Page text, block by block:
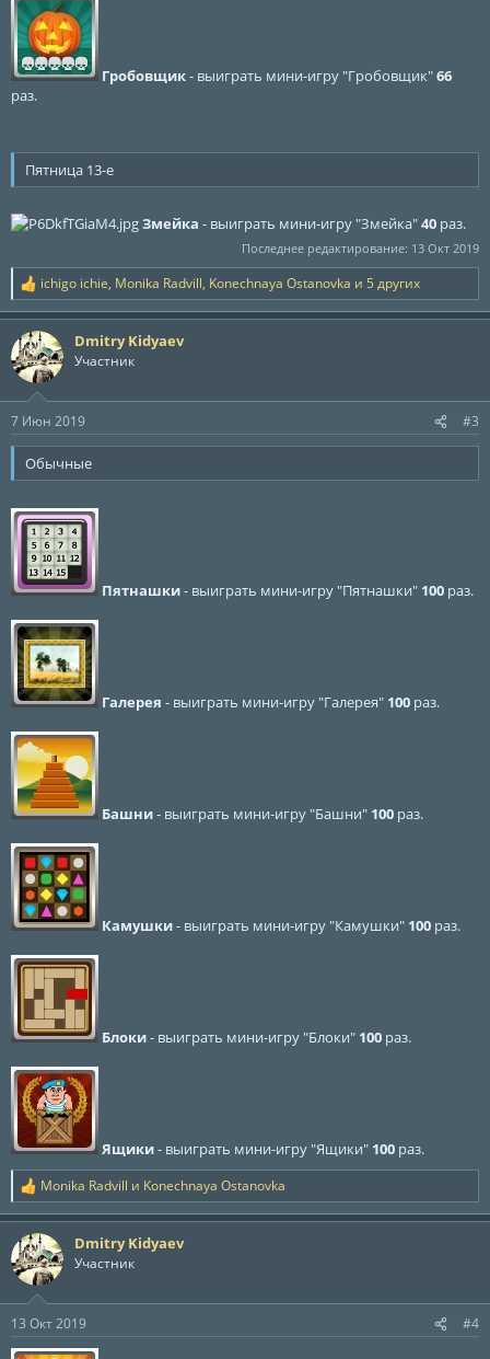
Гробовщик- выиграть мини-игру "Гробовщик"66
раз.
Пятница 13-е
Змейка - выиграть мини-игру "Змейка"40 раз.
Последнее редактирование: 13 Окт 2019
Р
е
а
к
ц
и
ichigo ichie, Monika Radvill, Konechnaya Ostanovka и 5 других
Dmitry Kidyaev
Участник
7 Июн 2019 #3
Обычные
Пятнашки- выиграть мини-игру "Пятнашки" 100 раз.
Галерея - выиграть мини-игру "Галерея" 100 раз.
Башни- выиграть мини-игру "Башни" 100 раз.
Камушки- выиграть мини-игру "Камушки" 100 раз.
Блоки- выиграть мини-игру "Блоки" 100 раз.
Ящики- выиграть мини-игру "Ящики" 100 раз.
Р
е
а
к
ц
и
:
Monika Radvill и Konechnaya Ostanovka
Dmitry Kidyaev
Участник
13 Окт 2019 #4